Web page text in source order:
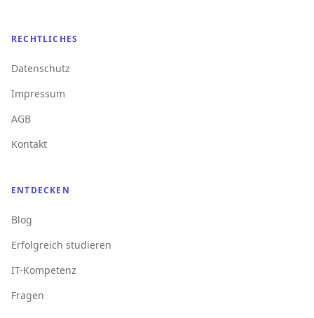
RECHTLICHES
Datenschutz
Impressum
AGB
Kontakt
ENTDECKEN
Blog
Erfolgreich studieren
IT-Kompetenz
Fragen